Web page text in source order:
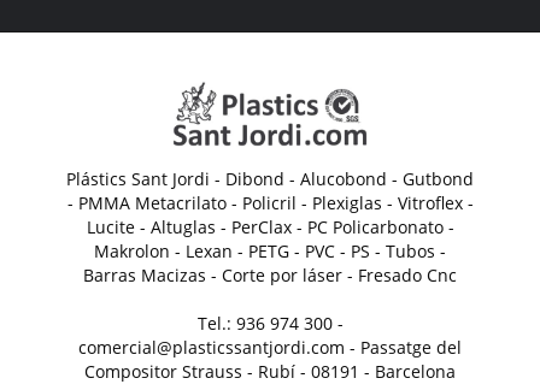
Plástics Sant Jordi - Dibond - Alucobond - Gutbond
- PMMA Metacrilato - Policril - Plexiglas - Vitroflex -
Lucite - Altuglas - PerClax - PC Policarbonato -
Makrolon - Lexan - PETG - PVC - PS - Tubos -
Barras Macizas - Corte por láser - Fresado Cnc
Tel.: 936 974 300 -
comercial@plasticssantjordi.com - Passatge del
Compositor Strauss - Rubí - 08191 - Barcelona